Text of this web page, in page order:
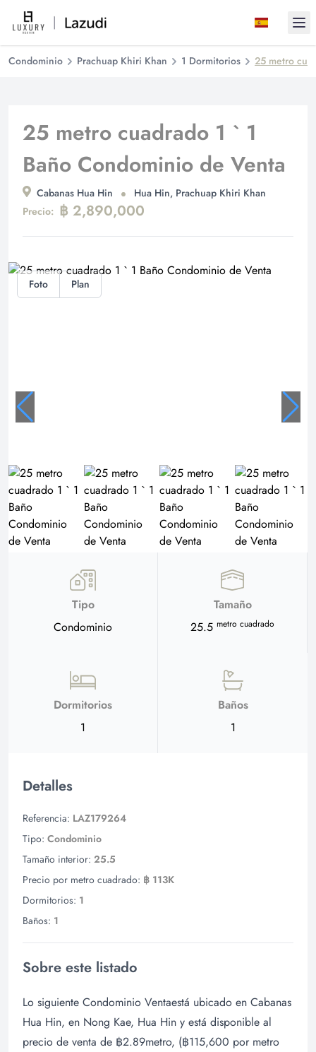
Condominio Prachuap Khiri Khan 1 Dormitorios 25 metro
25 metro cuadrado 1 ` 1
Baño Condominio de Venta
Cabanas Hua Hin
Hua Hin, Prachuap Khiri Khan
Precio: ฿ 2,890,000
Foto Plan
Tipo
Condominio
Tamaño
25.5 metro cuadrado
Dormitorios
1
Baños
1
Detalles
Referencia: LAZ179264
Tipo: Condominio
Tamaño interior: 25.5
Precio por metro cuadrado: ฿ 113K
Dormitorios: 1
Baños: 1
Sobre este listado
Lo siguiente Condominio Ventaestá ubicado en Cabanas
Hua Hin, en Nong Kae, Hua Hin y está disponible al
precio de venta de ฿2.89metro, (฿115,600 por metro